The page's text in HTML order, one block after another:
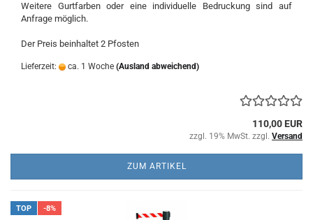
Weitere Gurtfarben oder eine individuelle Bedruckung sind auf
Anfrage möglich.
Der Preis beinhaltet 2 Pfosten
Lieferzeit: ca. 1 Woche (Ausland abweichend)
110,00 EUR
zzgl. 19% MwSt. zzgl. Versand
ZUM ARTIKEL
TOP -8%